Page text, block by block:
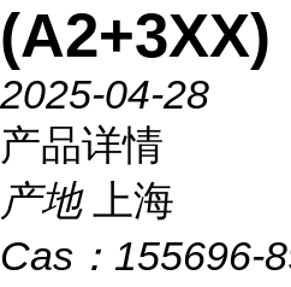
(A2+3XX)
2025-04-28
产品详情
产地
上海
Cas： 155696-